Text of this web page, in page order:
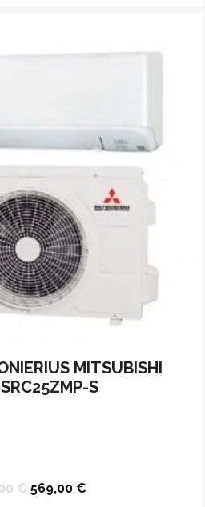
variants.
chosen
product
MITSUBISHI
S
€ Original
price
569,00 €